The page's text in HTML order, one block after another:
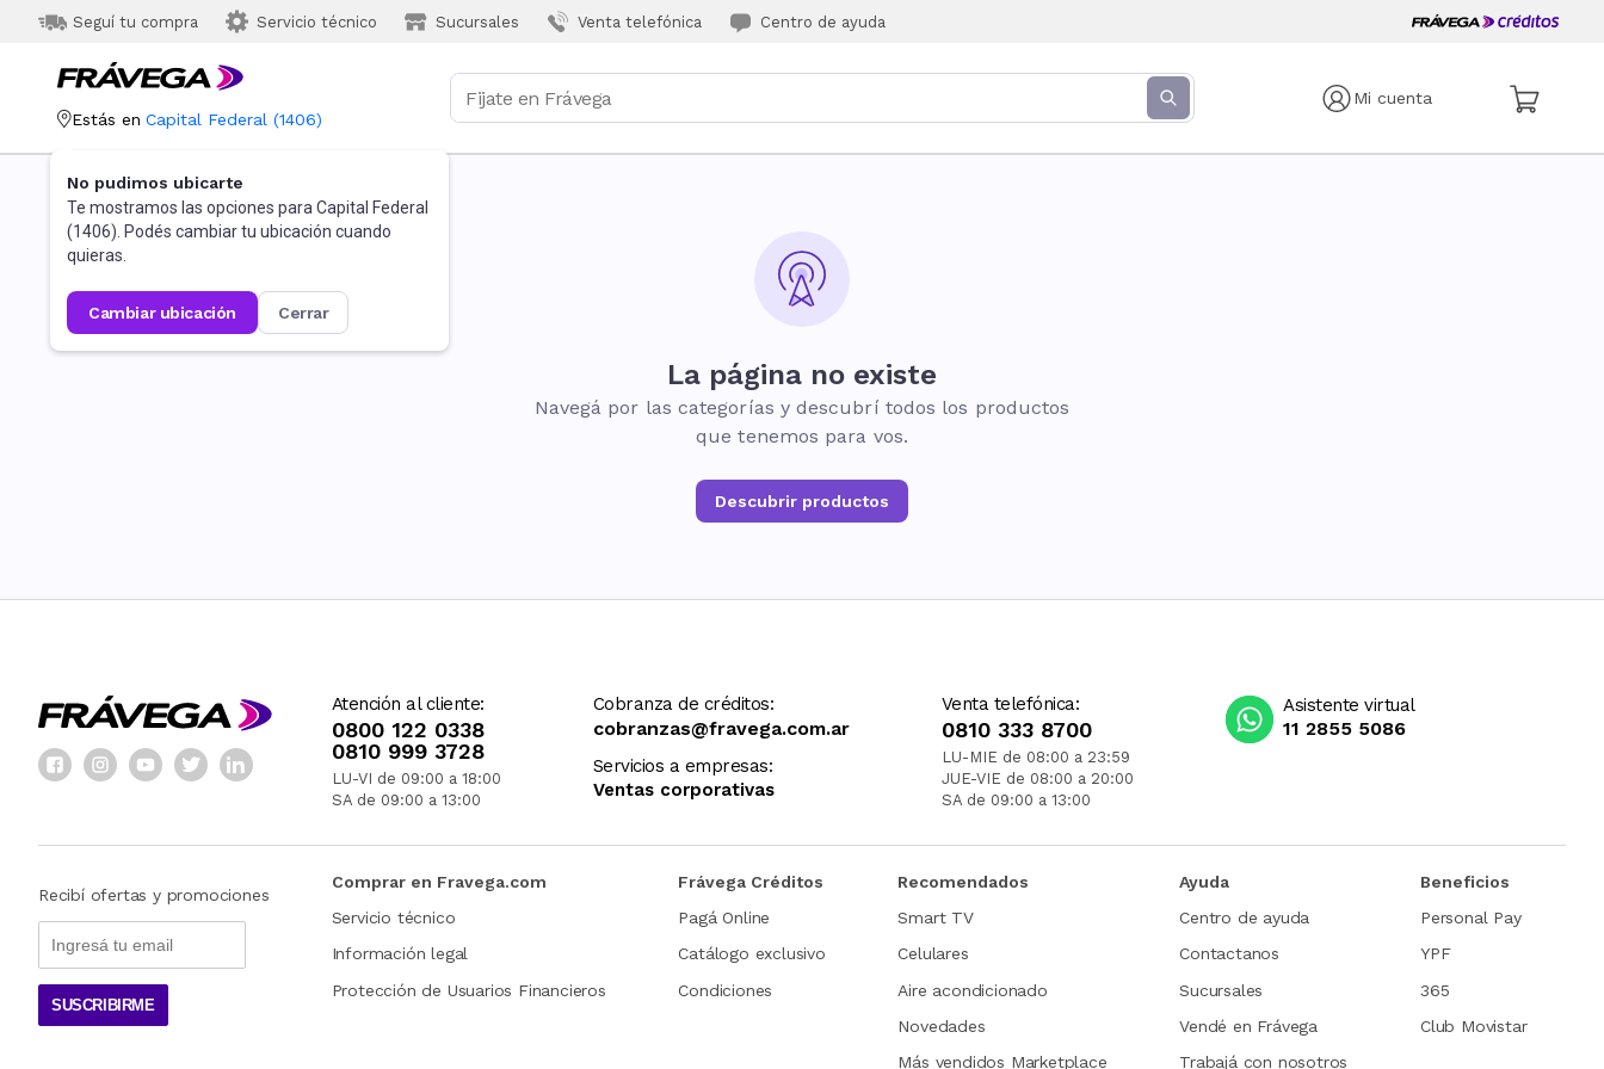
Seguí tu compra Servicio técnico Sucursales Venta telefónica Centro de ayuda
Mi cuenta
Estás en Capital Federal (1406)
No pudimos ubicarte
Te mostramos las opciones para Capital Federal
(1406). Podés cambiar tu ubicación cuando
quieras.
cambiar ubicación cerrar
La página no existe
Navegá por las categorías y descubrí todos los productos
que tenemos para vos.
Descubrir productos
Atención al cliente:
0800 122 0338
0810 999 3728
LU-VI de 09:00 a 18:00
SA de 09:00 a 13:00
Cobranza de créditos:
cobranzas@fravega.com.ar
Servicios a empresas:
Ventas corporativas
Venta telefónica:
0810 333 8700
LU-MIE de 08:00 a 23:59
JUE-VIE de 08:00 a 20:00
SA de 09:00 a 13:00
Asistente virtual
11 2855 5086
Recibí ofertas y promociones
SUSCRIBIRME
Comprar en Fravega.com
Servicio técnico
Información legal
Protección de Usuarios Financieros
Frávega Créditos
Pagá Online
Catálogo exclusivo
Condiciones
Recomendados
Smart TV
Celulares
Aire acondicionado
Novedades
Más vendidos Marketplace
Ayuda
Centro de ayuda
Contactanos
Sucursales
Vendé en Frávega
Trabajá con nosotros
Beneficios
Personal Pay
YPF
365
Club Movistar